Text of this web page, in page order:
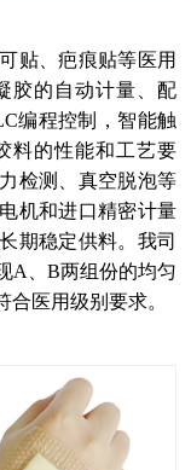
贴、疤痕贴等医用
胶的自动计量、配
编程控制，智能触
料的性能和工艺要
检测、真空脱泡等
机和进口精密计量
期稳定供料。我司
A、B两组份的均匀
医用级别要求。